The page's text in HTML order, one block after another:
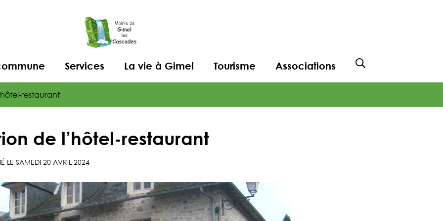
Services La vie à Gimel Tourisme Associations Afficher la
restaurant
de l’hôtel-restaurant
LE SAMEDI 20 AVRIL 2024